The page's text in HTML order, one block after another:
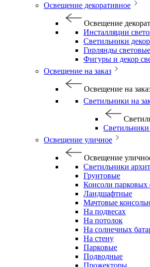
Освещение декоративное
Освещение
Инсталляции
Светильники
Гирлянды световые
Фигуры и декор
Освещение на заказ
Освещение на
Светильники на
Светильники
Освещение уличное
Освещение
Светильники
Грунтовые
Консоли парковых
Ландшафтные
Мачтовые
На подвесах
На потолок
На солнечных
На стену
Парковые
Подводные
Прожекторы